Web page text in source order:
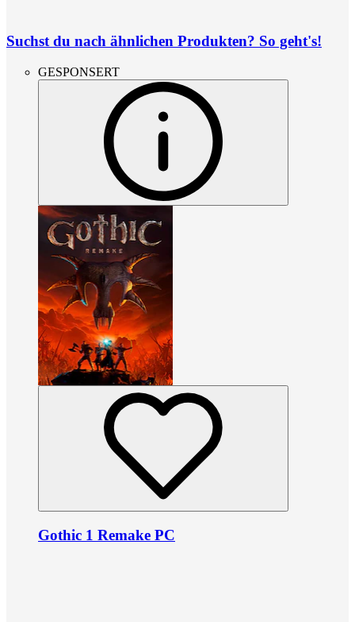
Suchst du nach ähnlichen Produkten? So geht's!
GESPONSERT
Gothic 1 Remake PC